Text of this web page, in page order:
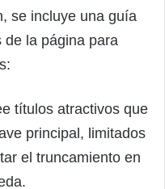
se incluye una guía
de la página para
títulos atractivos que
principal, limitados
el truncamiento en